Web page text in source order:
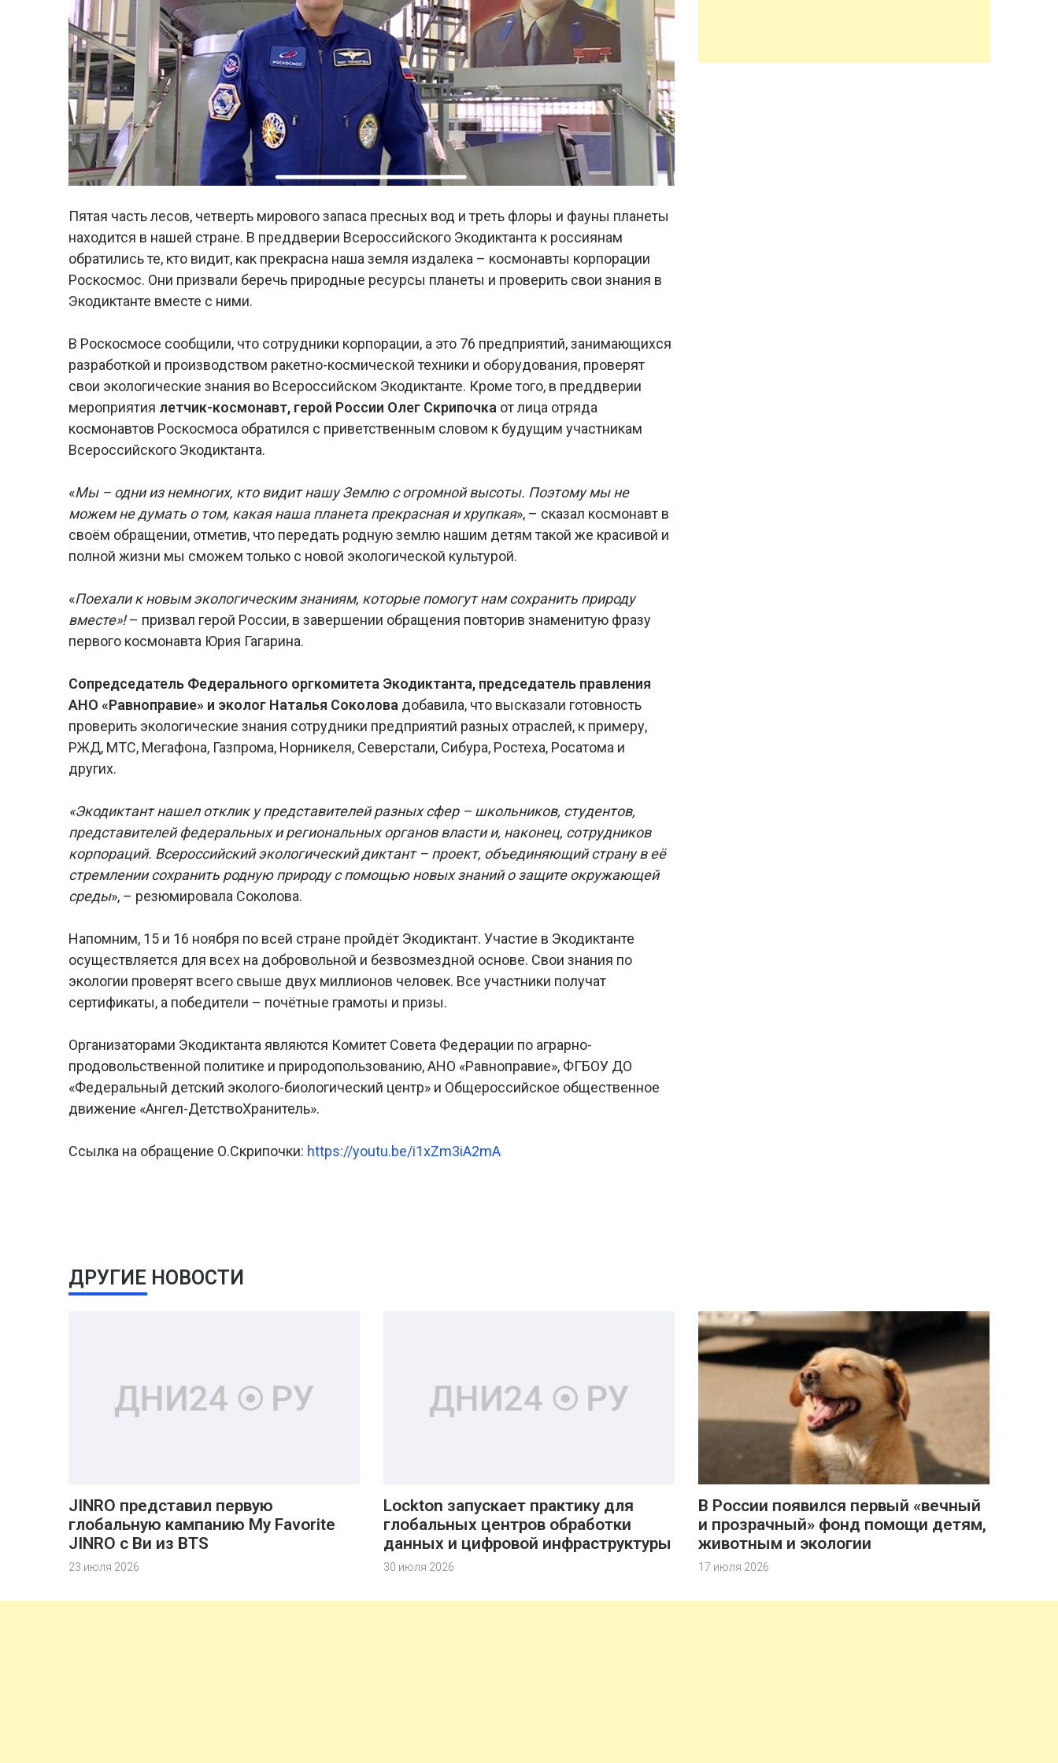
Пятая часть лесов, четверть мирового запаса пресных вод и треть флоры и фауны планеты
находится в нашей стране. В преддверии Всероссийского Экодиктанта к россиянам
обратились те, кто видит, как прекрасна наша земля издалека – космонавты корпорации
Роскосмос. Они призвали беречь природные ресурсы планеты и проверить свои знания в
Экодиктанте вместе с ними.
В Роскосмосе сообщили, что сотрудники корпорации, а это 76 предприятий, занимающихся
разработкой и производством ракетно-космической техники и оборудования, проверят
свои экологические знания во Всероссийском Экодиктанте. Кроме того, в преддверии
мероприятия летчик-космонавт, герой России Олег Скрипочка от лица отряда
космонавтов Роскосмоса обратился с приветственным словом к будущим участникам
Всероссийского Экодиктанта.
«Мы – одни из немногих, кто видит нашу Землю с огромной высоты. Поэтому мы не
можем не думать о том, какая наша планета прекрасная и хрупкая», – сказал космонавт в
своём обращении, отметив, что передать родную землю нашим детям такой же красивой и
полной жизни мы сможем только с новой экологической культурой.
«Поехали к новым экологическим знаниям, которые помогут нам сохранить природу
вместе»!– призвал герой России, в завершении обращения повторив знаменитую фразу
первого космонавта Юрия Гагарина.
Сопредседатель Федерального оргкомитета Экодиктанта, председатель правления
АНО «Равноправие» и эколог Наталья Соколова добавила, что высказали готовность
проверить экологические знания сотрудники предприятий разных отраслей, к примеру,
РЖД, МТС, Мегафона, Газпрома, Норникеля, Северстали, Сибура, Ростеха, Росатома и
других.
«Экодиктант нашел отклик у представителей разных сфер – школьников, студентов,
представителей федеральных и региональных органов власти и, наконец, сотрудников
корпораций. Всероссийский экологический диктант – проект, объединяющий страну в её
стремлении сохранить родную природу с помощью новых знаний о защите окружающей
среды», – резюмировала Соколова.
Напомним, 15 и 16 ноября по всей стране пройдёт Экодиктант. Участие в Экодиктанте
осуществляется для всех на добровольной и безвозмездной основе. Свои знания по
экологии проверят всего свыше двух миллионов человек. Все участники получат
сертификаты, а победители – почётные грамоты и призы.
Организаторами Экодиктанта являются Комитет Совета Федерации по аграрно-
продовольственной политике и природопользованию, АНО «Равноправие», ФГБОУ ДО
«Федеральный детский эколого-биологический центр» и Общероссийское общественное
движение «Ангел-ДетствоХранитель».
Ссылка на обращение О.Скрипочки: https://youtu.be/i1xZm3iA2mA
ДРУГИЕ НОВОСТИ
JINRO представил первую
глобальную кампанию My Favorite
JINRO с Ви из BTS
23 июля 2026
Lockton запускает практику для
глобальных центров обработки
данных и цифровой инфраструктуры
30 июля 2026
В России появился первый «вечный
и прозрачный» фонд помощи детям,
животным и экологии
17 июля 2026